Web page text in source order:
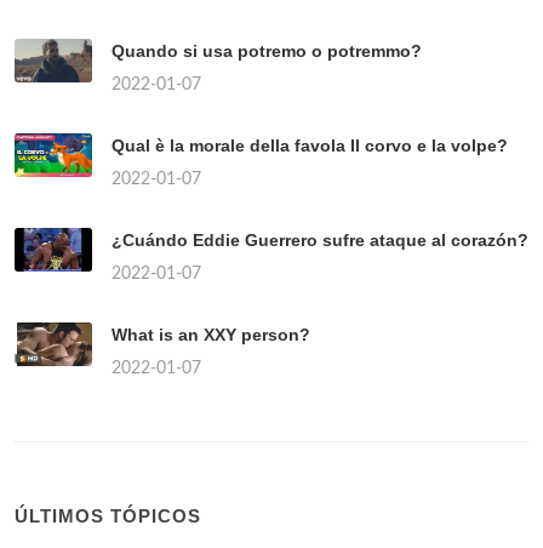
Quando si usa potremo o potremmo?
2022-01-07
Qual è la morale della favola Il corvo e la volpe?
2022-01-07
¿Cuándo Eddie Guerrero sufre ataque al corazón?
2022-01-07
What is an XXY person?
2022-01-07
ÚLTIMOS TÓPICOS